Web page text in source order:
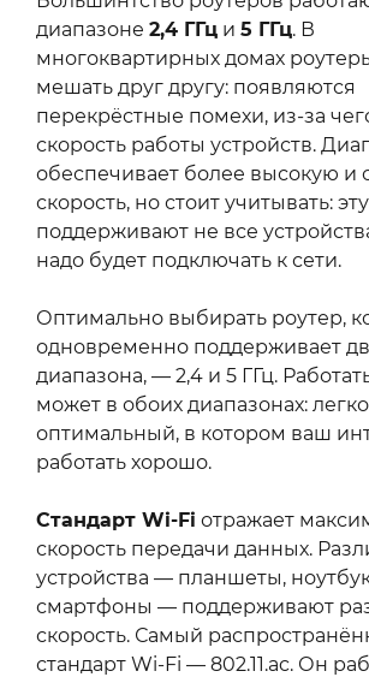
диапазоне 2,4 ГГц и 5 ГГц. В
многоквартирных домах
мешать друг другу: появляются
перекрёстные помехи, из-за
скорость работы устройств.
обеспечивает более высокую и
скорость, но стоит учитывать:
поддерживают не все
надо будет подключать к сети.
Оптимально выбирать роутер,
одновременно поддерживает
диапазона, — 2,4 и 5 ГГц.
может в обоих диапазонах:
оптимальный, в котором ваш
работать хорошо.
Стандарт Wi-Fi отражает
скорость передачи данных.
устройства — планшеты,
смартфоны — поддерживают
скорость. Самый
стандарт Wi-Fi — 802.11.ac. Он